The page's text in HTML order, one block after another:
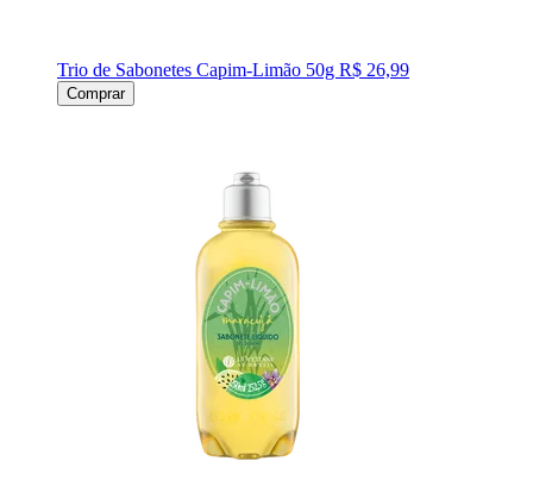
Trio de Sabonetes Capim-Limão 50g R$ 26,99
Comprar